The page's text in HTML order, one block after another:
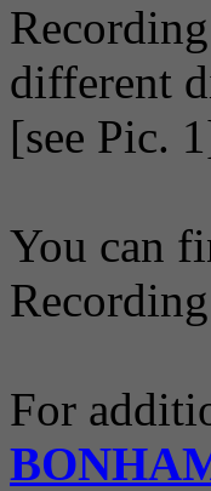
different
[see Pic.
You can
For